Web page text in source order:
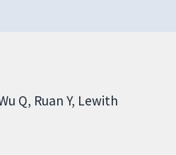
Q Ruan Y Lewith